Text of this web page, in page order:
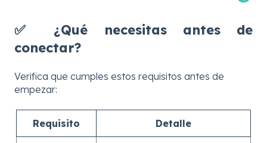
✅ ¿Qué necesitas antes de
conectar?
Verifica que cumples estos requisitos antes de
empezar:
Requisito Detalle